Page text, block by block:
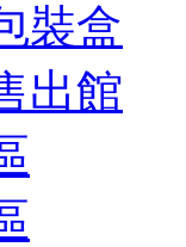
裝盒
出館